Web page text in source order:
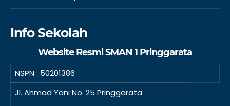
Info Sekolah
Website Resmi SMAN 1 Pringgarata
NSPN : 50201386
Jl. Ahmad Yani No. 25 Pringgarata